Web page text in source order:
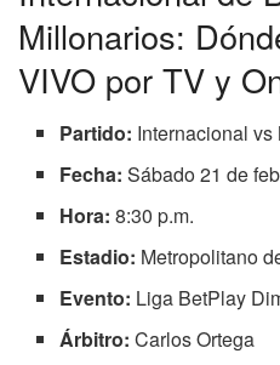
Millonarios:
VIVO por TV y
Partido: Internacional
Fecha: Sábado 21 de
Hora: 8:30 p.m.
Estadio: Metropolitano
Evento: Liga BetPlay
Árbitro: Carlos Ortega